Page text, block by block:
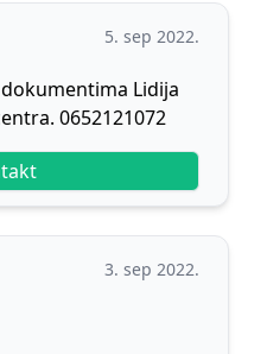
5. sep 2022.
Lidija
0652121072
3. sep 2022.